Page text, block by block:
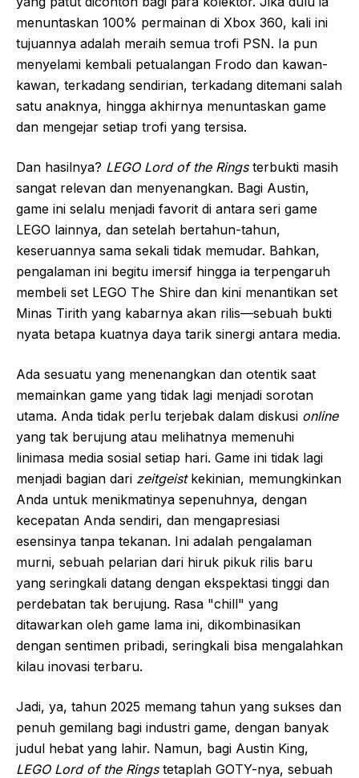
menuntaskan 100% permainan di Xbox 360, kali ini
tujuannya adalah meraih semua trofi PSN. Ia pun
menyelami kembali petualangan Frodo dan kawan-
kawan, terkadang sendirian, terkadang ditemani salah
satu anaknya, hingga akhirnya menuntaskan game
dan mengejar setiap trofi yang tersisa.
Dan hasilnya? LEGO Lord of the Ringsterbukti masih
sangat relevan dan menyenangkan. Bagi Austin,
game ini selalu menjadi favorit di antara seri game
LEGO lainnya, dan setelah bertahun-tahun,
keseruannya sama sekali tidak memudar. Bahkan,
pengalaman ini begitu imersif hingga ia terpengaruh
membeli set LEGO The Shire dan kini menantikan set
Minas Tirith yang kabarnya akan rilis—sebuah bukti
nyata betapa kuatnya daya tarik sinergi antara media.
Ada sesuatu yang menenangkan dan otentik saat
memainkan game yang tidak lagi menjadi sorotan
utama. Anda tidak perlu terjebak dalam diskusi online
yang tak berujung atau melihatnya memenuhi
linimasa media sosial setiap hari. Game ini tidak lagi
menjadi bagian dari zeitgeistkekinian, memungkinkan
Anda untuk menikmatinya sepenuhnya, dengan
kecepatan Anda sendiri, dan mengapresiasi
esensinya tanpa tekanan. Ini adalah pengalaman
murni, sebuah pelarian dari hiruk pikuk rilis baru
yang seringkali datang dengan ekspektasi tinggi dan
perdebatan tak berujung. Rasa "chill" yang
ditawarkan oleh game lama ini, dikombinasikan
dengan sentimen pribadi, seringkali bisa mengalahkan
kilau inovasi terbaru.
Jadi, ya, tahun 2025 memang tahun yang sukses dan
penuh gemilang bagi industri game, dengan banyak
judul hebat yang lahir. Namun, bagi Austin King,
LEGO Lord of the Ringstetaplah GOTY-nya, sebuah